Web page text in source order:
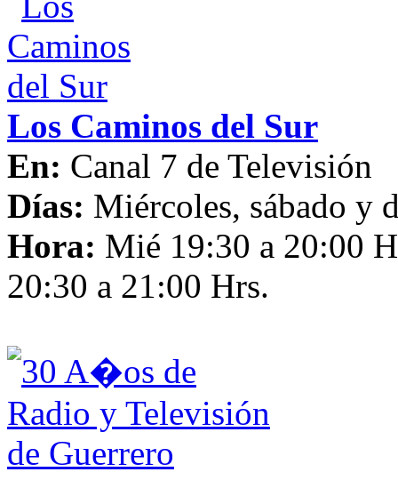
Los Caminos del Sur
En: Canal 7 de Televisión
Días: Miércoles, sábado y
Hora: Mié 19:30 a 20:00
20:30 a 21:00 Hrs.